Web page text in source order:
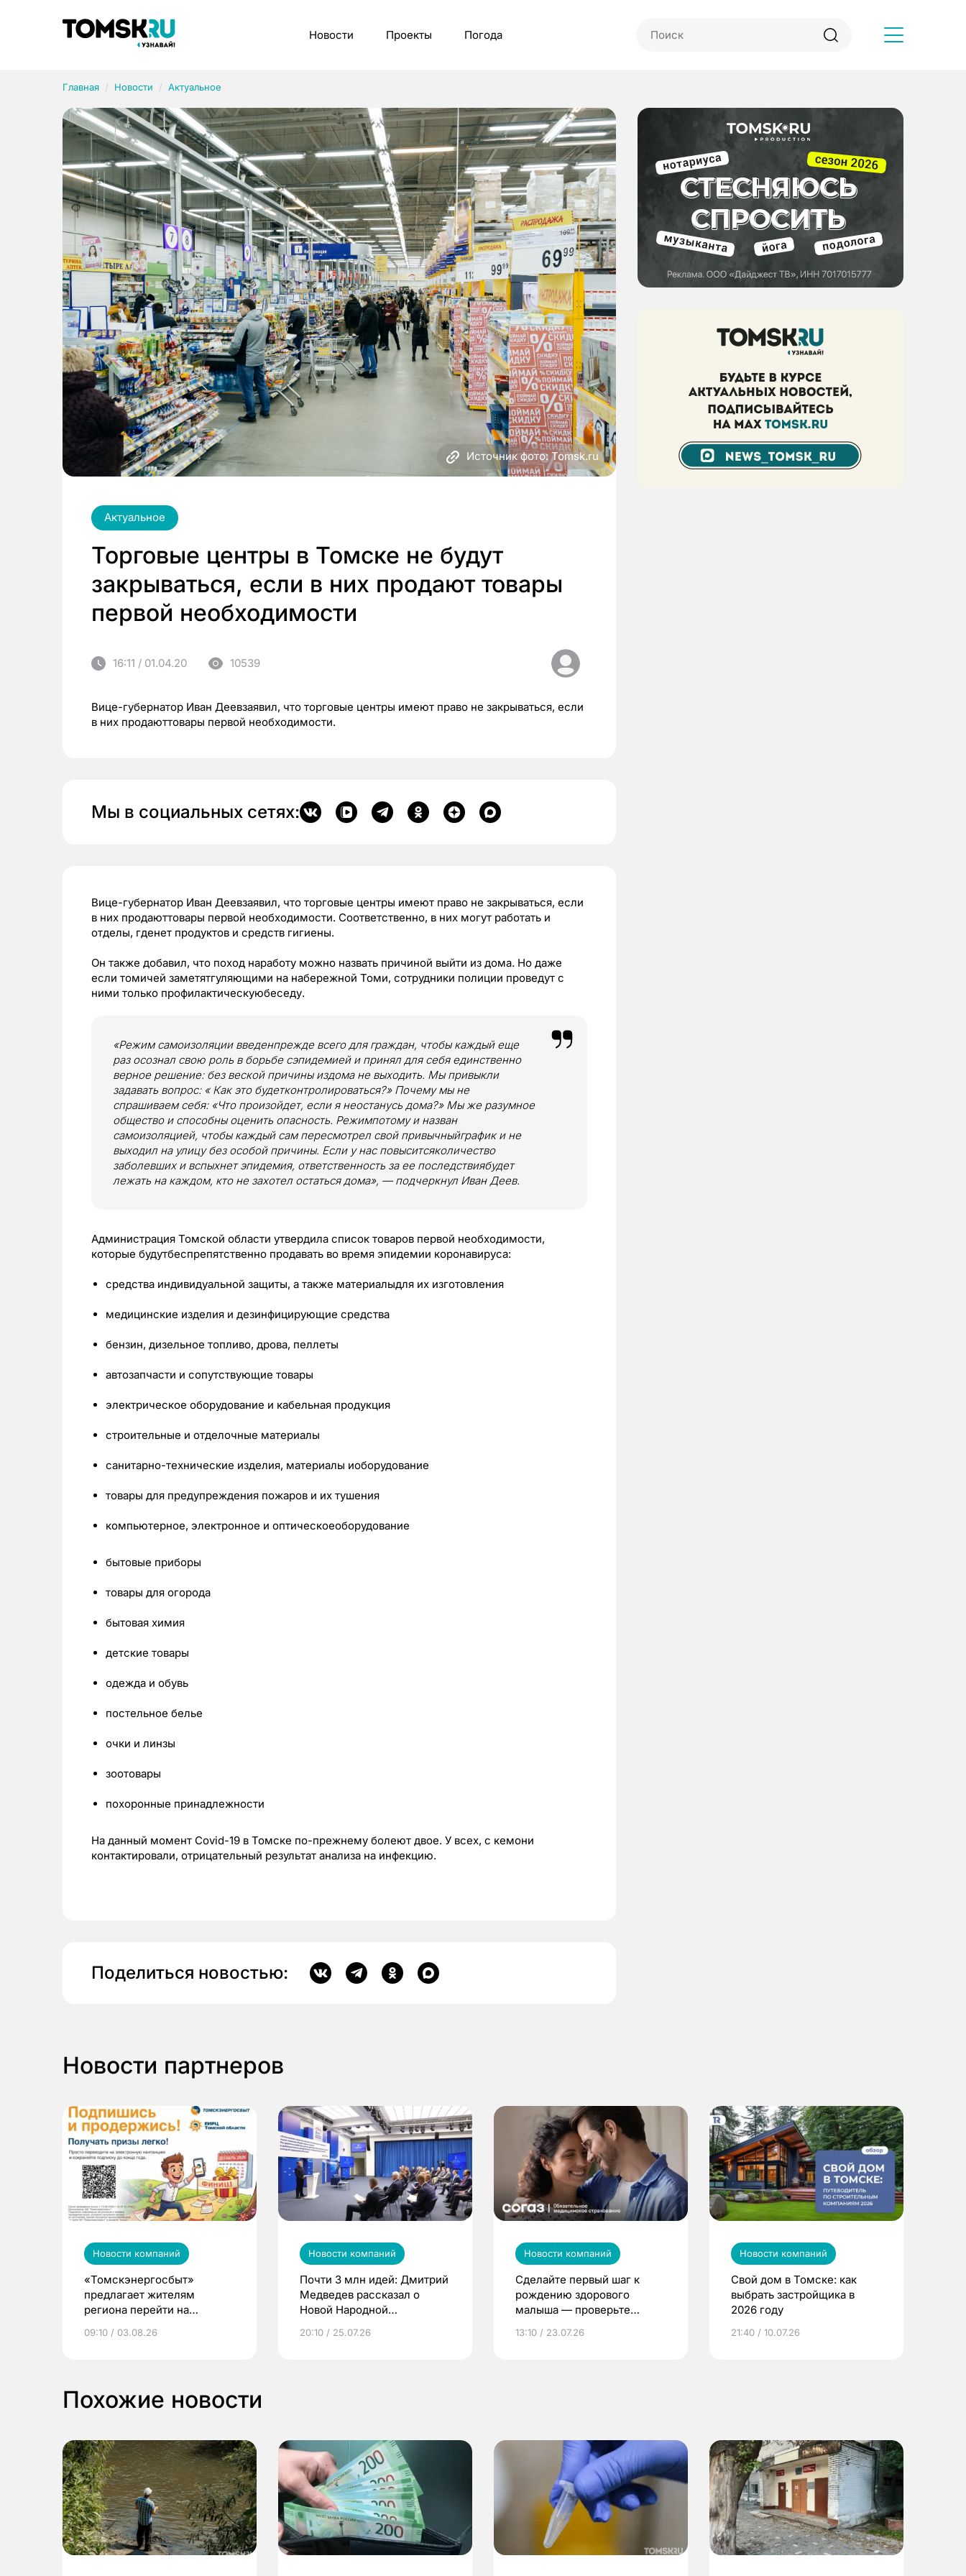
Новости Проекты Погода
Главная Новости Актуальное
Источник фото: Tomsk.ru
Актуальное
Торговые центры в Томске не будут
закрываться, если в них продают товары
первой необходимости
16:11 / 01.04.20 10539
Вице-губернатор Иван Деевзаявил, что торговые центры имеют право не закрываться, если
в них продаюттовары первой необходимости.
Мы в социальных сетях:
Вице-губернатор Иван Деевзаявил, что торговые центры имеют право не закрываться, если
в них продаюттовары первой необходимости. Соответственно, в них могут работать и
отделы, гденет продуктов и средств гигиены.
Он также добавил, что поход наработу можно назвать причиной выйти из дома. Но даже
если томичей заметятгуляющими на набережной Томи, сотрудники полиции проведут с
ними только профилактическуюбеседу.
«Режим самоизоляции введенпрежде всего для граждан, чтобы каждый еще
раз осознал свою роль в борьбе сэпидемией и принял для себя единственно
верное решение: без веской причины издома не выходить. Мы привыкли
задавать вопрос: « Как это будетконтролироваться?» Почему мы не
спрашиваем себя: «Что произойдет, если я неостанусь дома?» Мы же разумное
общество и способны оценить опасность. Режимпотому и назван
самоизоляцией, чтобы каждый сам пересмотрел свой привычныйграфик и не
выходил на улицу без особой причины. Если у нас повыситсяколичество
заболевших и вспыхнет эпидемия, ответственность за ее последствиябудет
лежать на каждом, кто не захотел остаться дома», — подчеркнул Иван Деев.
Администрация Томской области утвердила список товаров первой необходимости,
которые будутбеспрепятственно продавать во время эпидемии коронавируса:
средства индивидуальной защиты, а также материалыдля их изготовления
медицинские изделия и дезинфицирующие средства
бензин, дизельное топливо, дрова, пеллеты
автозапчасти и сопутствующие товары
электрическое оборудование и кабельная продукция
строительные и отделочные материалы
санитарно-технические изделия, материалы иоборудование
товары для предупреждения пожаров и их тушения
компьютерное, электронное и оптическоеоборудование
бытовые приборы
товары для огорода
бытовая химия
детские товары
одежда и обувь
постельное белье
очки и линзы
зоотовары
похоронные принадлежности
На данный момент Covid-19 в Томске по-прежнему болеют двое. У всех, с кемони
контактировали, отрицательный результат анализа на инфекцию.
Поделиться новостью:
Новости партнеров
Новости компаний
«Томскэнергосбыт»
предлагает жителям
региона перейти на
выиграть призы
09:10 / 03.08.26
Новости компаний
Почти 3 млн идей: Дмитрий
Медведев рассказал о
Новой Народной
20:10 / 25.07.26
Новости компаний
Сделайте первый шаг к
рождению здорового
малыша — проверьте
по ОМС!
13:10 / 23.07.26
Новости компаний
Свой дом в Томске: как
выбрать застройщика в
2026 году
21:40 / 10.07.26
Похожие новости
Рубрики